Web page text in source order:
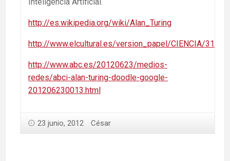
http://es.wikipedia.org/wiki/Alan_Turing
http://www.elcultural.es/version_papel/CIENCIA/
http://www.abc.es/20120623/medios-
redes/abci-alan-turing-doodle-google-
201206230013.html
23 junio, 2012 César